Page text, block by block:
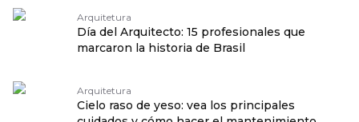
Arquitetura
Día del Arquitecto: 15 profesionales que
marcaron la historia de Brasil
Arquitetura
Cielo raso de yeso: vea los principales